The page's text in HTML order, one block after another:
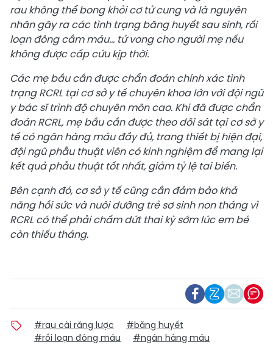
rau không thể bong khỏi cơ tử cung và là nguyên
nhân gây ra các tình trạng băng huyết sau sinh, rối
loạn đông cầm máu... tử vong cho người mẹ nếu
không được cấp cứu kịp thời.
Các mẹ bầu cần được chẩn đoán chính xác tình
trạng RCRL tại cơ sở y tế chuyên khoa lớn với đội ngũ
y bác sĩ trình độ chuyên môn cao. Khi đã được chẩn
đoán RCRL, mẹ bầu cần được theo dõi sát tại cơ sở y
tế có ngân hàng máu đầy đủ, trang thiết bị hiện đại,
đội ngũ phẫu thuật viên có kinh nghiệm để mang lại
kết quả phẫu thuật tốt nhất, giảm tỷ lệ tai biến.
Bên cạnh đó, cơ sở y tế cũng cần đảm bảo khả
năng hồi sức và nuôi dưỡng trẻ sơ sinh non tháng vì
RCRL có thể phải chấm dứt thai kỳ sớm lúc em bé
còn thiếu tháng.
#rau cài răng lược
#băng huyết
#rối loạn đông máu
#ngân hàng máu